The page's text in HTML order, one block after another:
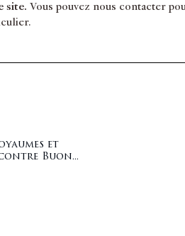
site. Vous pouvez nous contacter
et
Buon...